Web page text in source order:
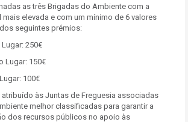
as três Brigadas do Ambiente com a
mais elevada e com um mínimo de 6 valores
seguintes prémios:
250€
150€
100€
atribuído às Juntas de Freguesia associadas
melhor classificadas para garantir a
dos recursos públicos no apoio às